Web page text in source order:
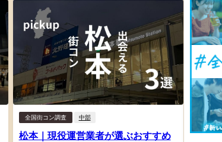
全国街コン調査 中部
松本｜現役運営業者が選ぶおすすめ